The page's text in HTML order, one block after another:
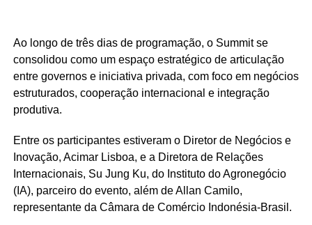
Ao longo de três dias de programação, o Summit se
consolidou como um espaço estratégico de articulação
entre governos e iniciativa privada, com foco em negócios
estruturados, cooperação internacional e integração
produtiva.
Entre os participantes estiveram o Diretor de Negócios e
Inovação, Acimar Lisboa, e a Diretora de Relações
Internacionais, Su Jung Ku, do Instituto do Agronegócio
(IA), parceiro do evento, além de Allan Camilo,
representante da Câmara de Comércio Indonésia-Brasil.